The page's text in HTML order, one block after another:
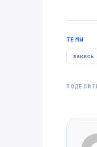
ТЕМЫ
закись